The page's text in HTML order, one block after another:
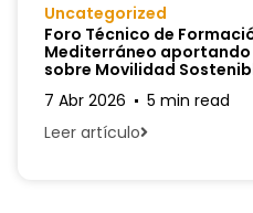
Uncategorized
Foro Técnico de
Mediterráneo
sobre Movilidad
7 Abr 2026
5 min read
Leer artículo